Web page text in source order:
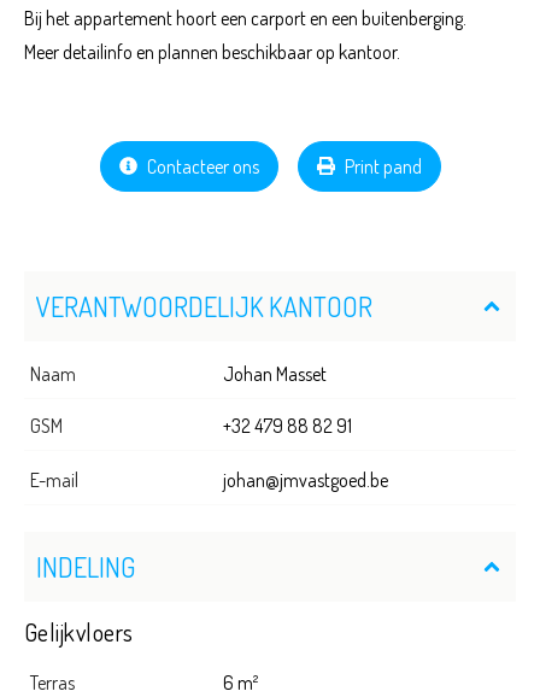
Bij het appartement hoort een carport en een buitenberging.
Meer detailinfo en plannen beschikbaar op kantoor.
Contacteer ons Print pand
VERANTWOORDELIJK KANTOOR
Naam Johan Masset
GSM +32 479 88 82 91
E-mail johan@jmvastgoed.be
INDELING
Gelijkvloers
Terras 6 m²